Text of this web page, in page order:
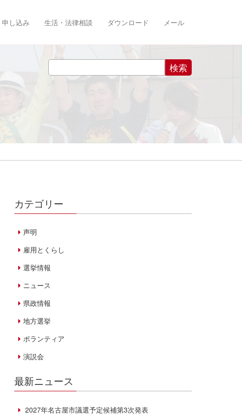
申し込み 生活・法律相談 ダウンロード メール
カテゴリー
声明
雇用とくらし
選挙情報
ニュース
県政情報
地方選挙
ボランティア
演説会
最新ニュース
2027年名古屋市議選予定候補第3次発表